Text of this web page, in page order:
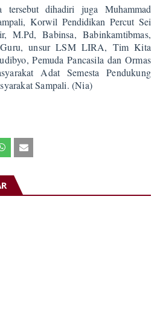
tersebut dihadiri juga Muhammad
Korwil Pendidikan Percut Sei
M.Pd,Babinsa, Babinkamtibmas,
Guru, unsur LSM LIRA, Tim Kita
, Pemuda Pancasila dan Ormas
Adat Semesta Pendukung
Sampali. (Nia)